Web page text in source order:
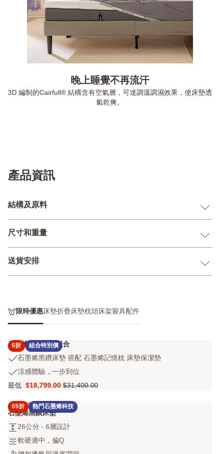
晚上睡覺不再流汗
3D 編制的Cairfull® 結構含有空氣層，可達調溫調濕效果，使床墊透
氣乾爽。
產品資訊
結構及原料
尺寸和重量
送貨安排
限時優惠床墊折疊床墊枕頭床架寢具配件
6折 組合特別價
石墨烯黑鑽床墊組合
石
烯
黑
床
墊
搭
配
石
石墨烯黑鑽床墊 搭配 石墨烯記憶枕 床墊保潔墊
涼
感
驗，
一
到
位
涼感體驗，一步到位
最低
Price
$18,799.00
$18,799.00
原
價
$31,400.00
$31,400.00
65折 熱門石墨烯科技
4.3
out
of
5
4.3686 評論
石墨烯黑鑽床墊
26
公
分
26公分 - 6層設計
軟
硬
軟硬適中，偏Q